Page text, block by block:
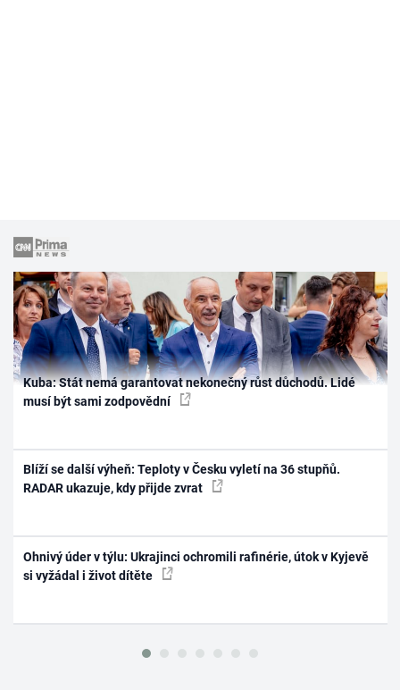
Kuba: Stát nemá garantovat nekonečný růst důchodů. Lidé
musí být sami zodpovědní
Blíží se další výheň: Teploty v Česku vyletí na 36 stupňů.
RADAR ukazuje, kdy přijde zvrat
Ohnivý úder v týlu: Ukrajinci ochromili rafinérie, útok v Kyjevě
si vyžádal i život dítěte